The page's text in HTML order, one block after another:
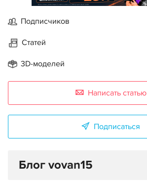
Подписчиков
Статей
3D-моделей
Написать статью
Подписаться
Блог vovan15